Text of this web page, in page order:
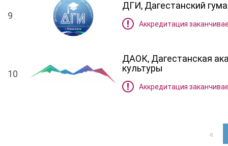
9
ДГИ, Дагестанский
Аккредитация
10
ДАОК, Дагестанская
культуры
Аккредитация
«